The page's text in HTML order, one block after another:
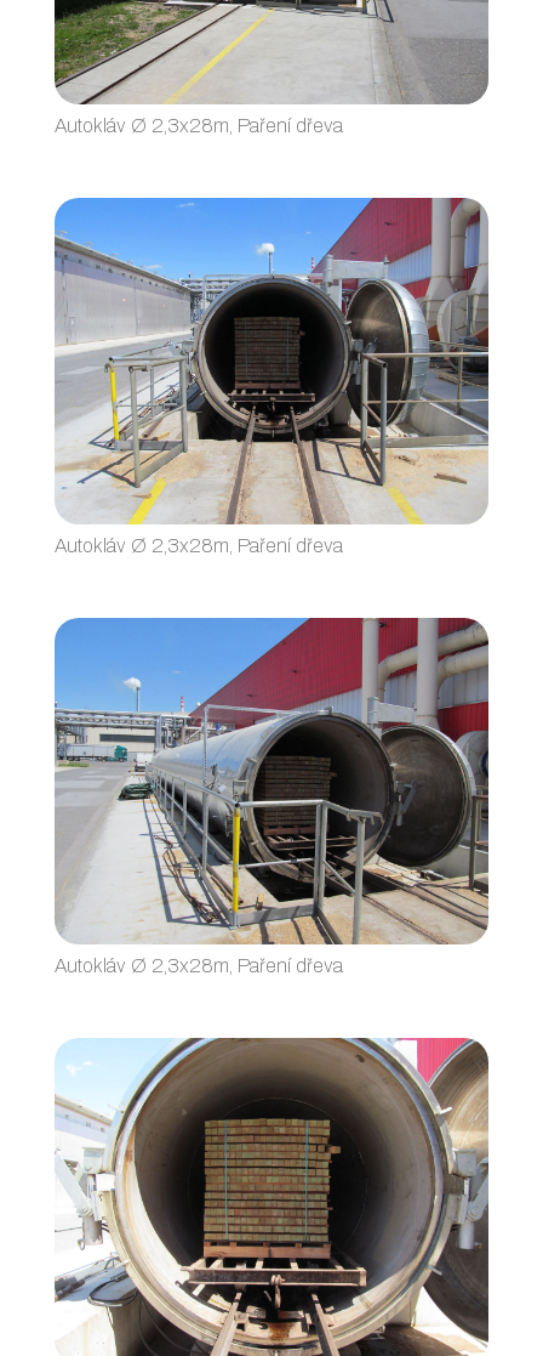
Autokláv Ø 2,3x28m, Paření dřeva
Autokláv Ø 2,3x28m, Paření dřeva
Autokláv Ø 2,3x28m, Paření dřeva